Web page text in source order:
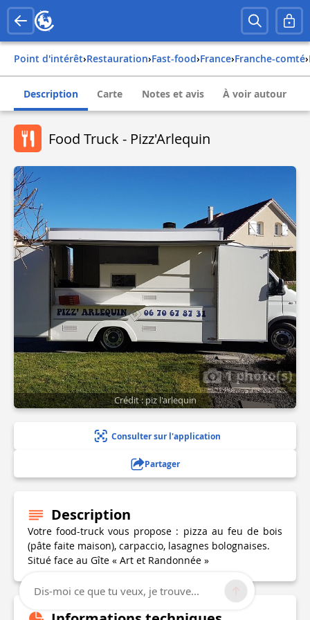
Point d'intérêt› Restauration› Fast-food› france› franche-comté›
Description Carte Notes et avis À voir autour
Food Truck - Pizz'Arlequin
1 photo(s)
Crédit : piz l'arlequin
Consulter sur l'application
Partager
Description
Votre food-truck vous propose : pizza au feu de bois
(pâte faite maison), carpaccio, lasagnes bolognaises.
Situé face au Gîte « Art et Randonnée »
Dis-moi ce que tu veux, je trouve...